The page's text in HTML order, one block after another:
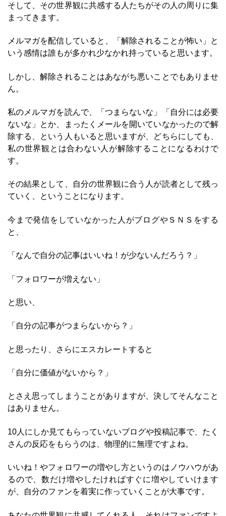
そして、その世界観に共感する人たちがその人の周りに集
まってきます。
メルマガを配信していると、「解除されることが怖い」と
いう感情は誰もが多かれ少なかれ持っていると思います。
しかし、解除されることはあながち悪いことでもありませ
ん。
私のメルマガを読んで、「つまらないな」「自分には必要
ないな」とか、まったくメールを開いていなかったので解
除する、という人もいると思いますが、どちらにしても、
私の世界観とは合わない人が解除することになるわけで
す。
その結果として、自分の世界観に合う人が読者として残っ
ていく、ということになります。
今まで発信をしていなかった人がブログやＳＮＳをする
と、
「なんで自分の記事はいいね！が少ないんだろう？」
「フォロワーが増えない」
と思い、
「自分の記事がつまらないから？」
と思ったり、さらにエスカレートすると
「自分に価値がないから？」
とさえ思ってしまうことがありますが、決してそんなこと
はありません。
10人にしか見てもらっていないブログや投稿記事で、たく
さんの反応をもらうのは、物理的に無理ですよね。
いいね！やフォロワーの増やし方というのはノウハウがあ
るので、数だけ増やしたければすぐに増やしていけます
が、自分のファンを着実に作っていくことが大事です。